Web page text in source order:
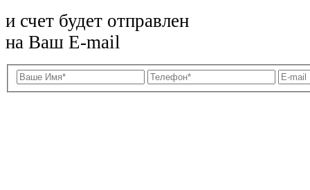
и счет будет отправлен
на Ваш E-mail